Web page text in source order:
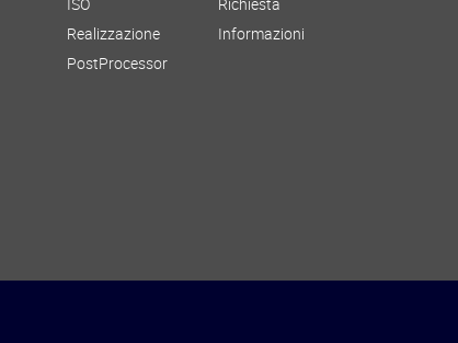
ISO
Realizzazione
PostProcessor
Richiesta
Informazioni